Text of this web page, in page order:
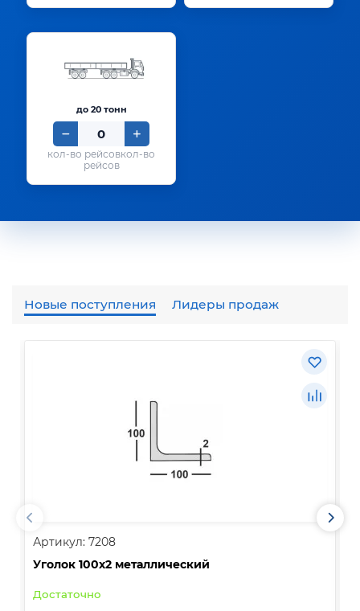
до 20 тонн
кол-во
рейсов
Новые поступления Лидеры продаж
Артикул: 7208
Уголок 100х2 металлический
Достаточно